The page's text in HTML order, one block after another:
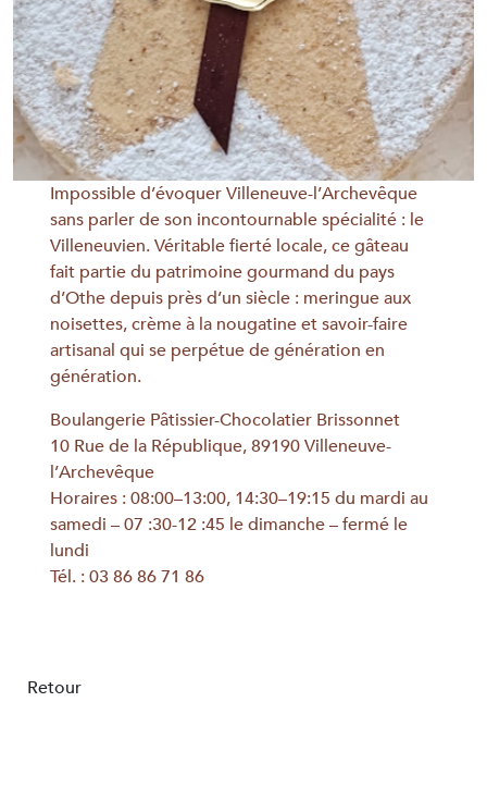
Impossible d’évoquer Villeneuve-l’Archevêque
sans parler de son incontournable spécialité : le
Villeneuvien. Véritable fierté locale, ce gâteau
fait partie du patrimoine gourmand du pays
d’Othe depuis près d’un siècle : meringue aux
noisettes, crème à la nougatine et savoir-faire
artisanal qui se perpétue de génération en
génération.
Boulangerie Pâtissier-Chocolatier Brissonnet
10 Rue de la République, 89190 Villeneuve-
l’Archevêque
Horaires : 08:00–13:00, 14:30–19:15 du mardi au
samedi – 07 :30-12 :45 le dimanche – fermé le
lundi
Tél. : 03 86 86 71 86
Retour